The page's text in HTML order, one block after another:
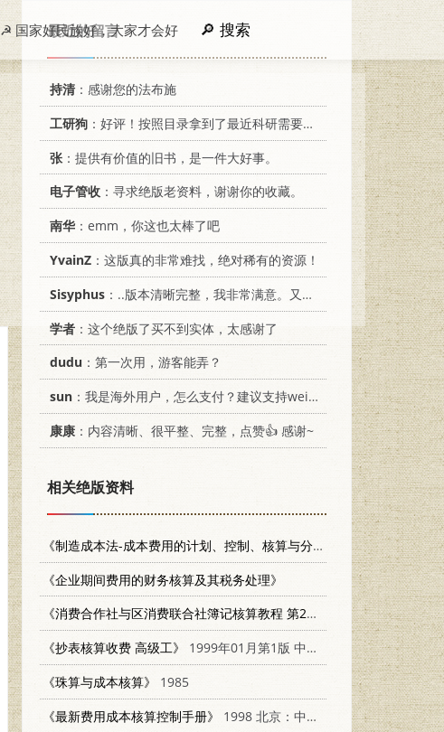
☭ 国家好民族好，大家才会好 搜索
最近的留言
持清 ：感谢您的法布施
工研狗 ：好评！按照目录拿到了最近科研需要的材料！
张 ：提供有价值的旧书，是一件大好事。
电子管收 ：寻求绝版老资料，谢谢你的收藏。
南华：emm，你这也太棒了吧
YvainZ ：这版真的非常难找，绝对稀有的资源！
Sisyphus ：..版本清晰完整，我非常满意。又及，这本《话语的真相》...
学者 ：这个绝版了买不到实体，太感谢了
dudu ：第一次用，游客能弄？
sun ：我是海外用户，怎么支付？建议支持weixin支付
康康 ：内容清晰、很平整、完整，点赞👍 感谢~
相关绝版资料
《制造成本法-成本费用的计划、控制、核算与分析》
1993 北京：中
《企业期间费用的财务核算及其税务处理》
《消费合作社与区消费联合社簿记核算教程 第2篇》
1953.04
《抄表核算收费 高级工》
1999年01月第1版 中国电力出版社
《珠算与成本核算》
1985
《最新费用成本核算控制手册》
1998 北京：中国财政经济出版社 7500537964